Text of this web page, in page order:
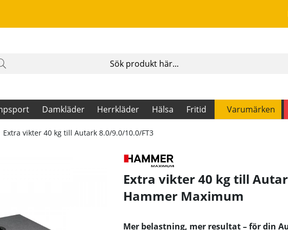
Damkläder Herrkläder Hälsa Fritid Varumärken
Extra vikter 40 kg till Autark 8.0/9.0/10.0/FT3
Extra vikter 40 kg till
Hammer Maximum
Mer belastning, mer resultat – för din